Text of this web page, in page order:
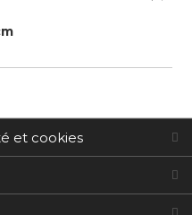
et cookies